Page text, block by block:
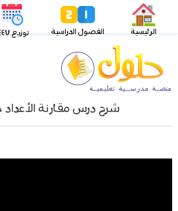
الرئيسية الفصول الدراسية توزيع ١٤٤٧
شرح درس مقارنة الأعداد